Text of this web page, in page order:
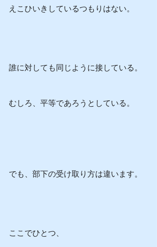
えこひいきしているつもりはない。
誰に対しても同じように接している。
むしろ、平等であろうとしている。
でも、部下の受け取り方は違います。
ここでひとつ、